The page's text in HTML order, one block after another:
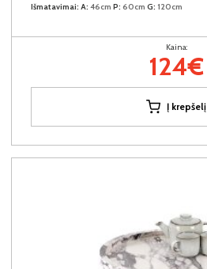
Išmatavimai: A: 46cm P: 60cm G: 120cm
Kaina:
124€
Į krepšelį